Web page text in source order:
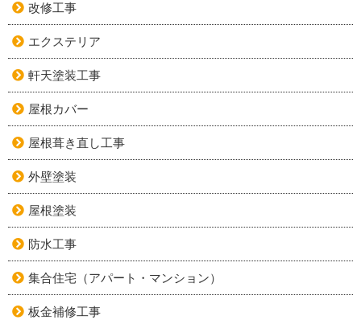
改修工事
エクステリア
軒天塗装工事
屋根カバー
屋根葺き直し工事
外壁塗装
屋根塗装
防水工事
集合住宅（アパート・マンション）
板金補修工事